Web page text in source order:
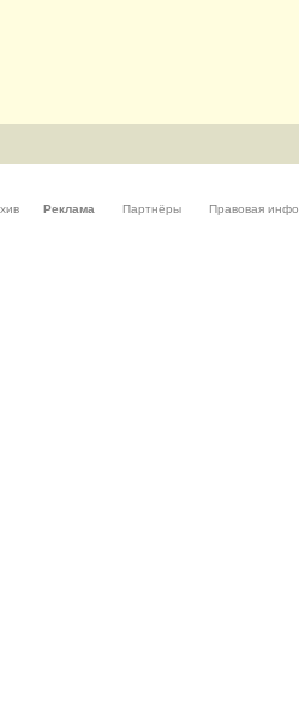
Реклама Партнёры Правовая